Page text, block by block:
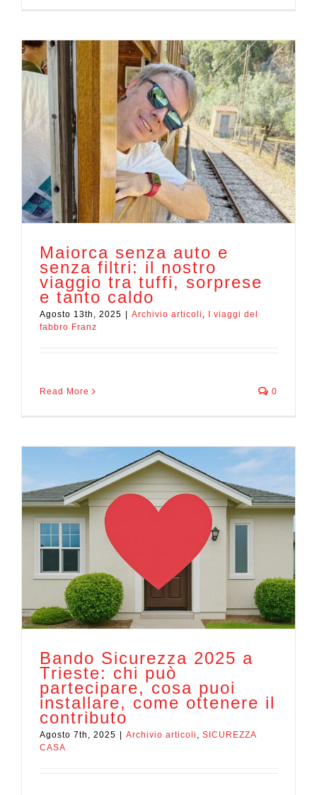
Maiorca senza auto e
senza filtri: il nostro
viaggio tra tuffi, sorprese
e tanto caldo
Agosto 13th, 2025 Archivio articoli ,
I viaggi del
fabbro Franz
Read More 0
Bando Sicurezza 2025 a
Trieste: chi può
partecipare, cosa puoi
installare, come ottenere il
contributo
Agosto 7th, 2025 | Archivio articoli
SICUREZZA
CASA